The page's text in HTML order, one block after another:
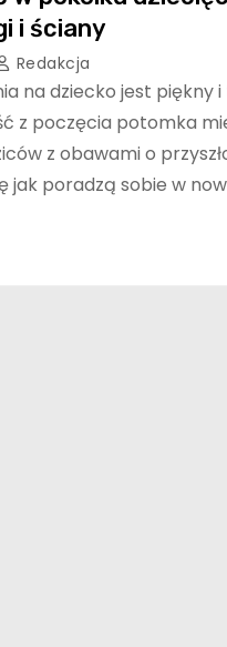
i ściany
Redakcja
na dziecko jest piękny
z poczęcia potomka
z obawami o
jak poradzą sobie w